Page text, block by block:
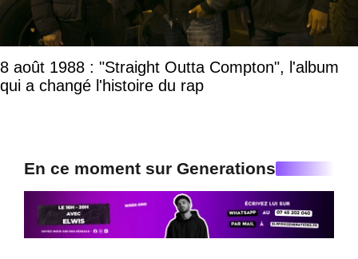
8 août 1988 : "Straight Outta Compton", l'album
qui a changé l'histoire du rap
En ce moment sur Generations